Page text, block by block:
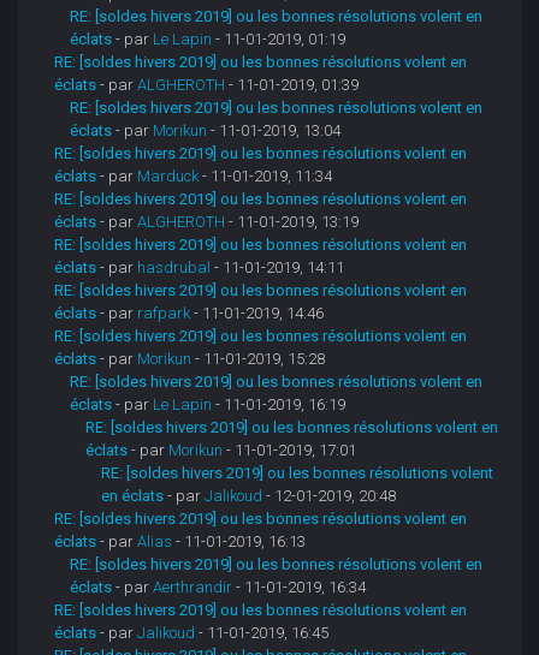
RE: [soldes hivers 2019] ou les bonnes résolutions volent en
éclats - par Le Lapin - 11-01-2019, 01:19
RE: [soldes hivers 2019] ou les bonnes résolutions volent en
éclats - parALGHEROTH - 11-01-2019, 01:39
RE: [soldes hivers 2019] ou les bonnes résolutions volent en
éclats - par Morikun - 11-01-2019, 13:04
RE: [soldes hivers 2019] ou les bonnes résolutions volent en
éclats - par Marduck - 11-01-2019, 11:34
RE: [soldes hivers 2019] ou les bonnes résolutions volent en
éclats - parALGHEROTH - 11-01-2019, 13:19
RE: [soldes hivers 2019] ou les bonnes résolutions volent en
éclats - par hasdrubal - 11-01-2019, 14:11
RE: [soldes hivers 2019] ou les bonnes résolutions volent en
éclats - par rafpark - 11-01-2019, 14:46
RE: [soldes hivers 2019] ou les bonnes résolutions volent en
éclats - par Morikun - 11-01-2019, 15:28
RE: [soldes hivers 2019] ou les bonnes résolutions volent en
éclats - par Le Lapin - 11-01-2019, 16:19
RE: [soldes hivers 2019] ou les bonnes résolutions volent en
éclats - par Morikun - 11-01-2019, 17:01
RE: [soldes hivers 2019] ou les bonnes résolutions volent
en éclats - parJalikoud - 12-01-2019, 20:48
RE: [soldes hivers 2019] ou les bonnes résolutions volent en
éclats - parAlias - 11-01-2019, 16:13
RE: [soldes hivers 2019] ou les bonnes résolutions volent en
éclats - parAerthrandir - 11-01-2019, 16:34
RE: [soldes hivers 2019] ou les bonnes résolutions volent en
éclats - parJalikoud - 11-01-2019, 16:45